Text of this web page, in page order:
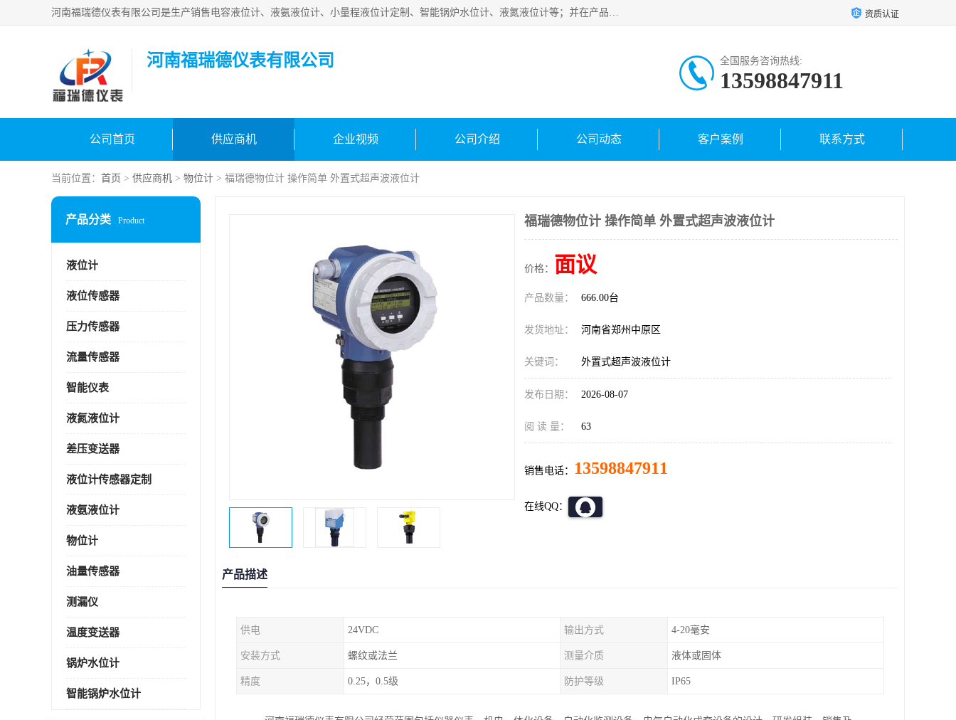
河南福瑞德仪表有限公司是生产销售电容液位计、液氨液位计、小量程液位计定制、智能锅炉水位计、液氮液位计等；并在产品开发、研制的过程中，吸取国内外仪器仪表的技术精华，建立了一支高、精、尖的科研开发队伍，使产品性能不断升级。 资质认证
河南福瑞德仪表有限公司 全国服务咨询热线:
13598847911
公司首页 供应商机 企业视频 公司介绍 公司动态 客户案例 联系方式
当前位置： 首页 > 供应商机 > 物位计 > 福瑞德物位计 操作简单 外置式超声波液位计
产品分类 Product
液位计
液位传感器
压力传感器
流量传感器
智能仪表
液氮液位计
差压变送器
液位计传感器定制
液氨液位计
物位计
油量传感器
测漏仪
温度变送器
锅炉水位计
智能锅炉水位计
福瑞德物位计 操作简单 外置式超声波液位计
价格： 面议
产品数量： 666.00台
发货地址： 河南省郑州中原区
关键词： 外置式超声波液位计
发布日期： 2026-08-07
阅 读 量： 63
销售电话： 13598847911
在线QQ：
产品描述
供电 24VDC 输出方式 4-20毫安
安装方式 螺纹或法兰 测量介质 液体或固体
精度 0.25，0.5级 防护等级 IP65